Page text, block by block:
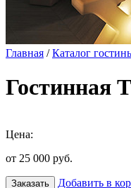
Главная /Каталог
Гостинная
Цена:
от 25 000 руб.
Заказать Добавить в